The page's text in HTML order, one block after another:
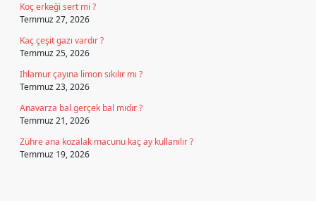
Koç erkeği sert mi ?
Temmuz 27, 2026
Kaç çeşit gazı vardır ?
Temmuz 25, 2026
Ihlamur çayına limon sıkılır mı ?
Temmuz 23, 2026
Anavarza bal gerçek bal mıdır ?
Temmuz 21, 2026
Zühre ana kozalak macunu kaç ay kullanılır ?
Temmuz 19, 2026